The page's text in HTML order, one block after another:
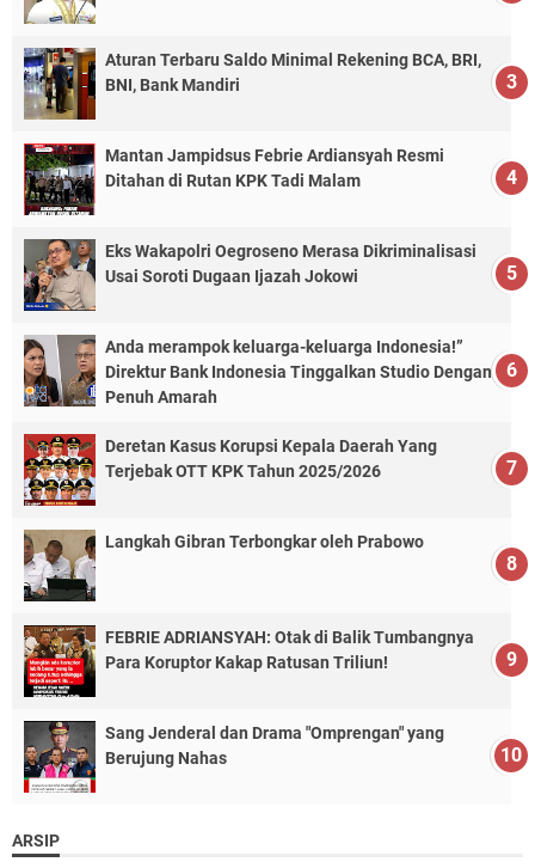
Aturan Terbaru Saldo Minimal Rekening BCA, BRI,
BNI, Bank Mandiri
Mantan Jampidsus Febrie Ardiansyah Resmi
Ditahan di Rutan KPK Tadi Malam
Eks Wakapolri Oegroseno Merasa Dikriminalisasi
Usai Soroti Dugaan Ijazah Jokowi
Anda merampok keluarga-keluarga Indonesia!”
Direktur Bank Indonesia Tinggalkan Studio Dengan
Penuh Amarah
Deretan Kasus Korupsi Kepala Daerah Yang
Terjebak OTT KPK Tahun 2025/2026
Langkah Gibran Terbongkar oleh Prabowo
FEBRIE ADRIANSYAH: Otak di Balik Tumbangnya
Para Koruptor Kakap Ratusan Triliun!
Sang Jenderal dan Drama "Omprengan" yang
Berujung Nahas
ARSIP